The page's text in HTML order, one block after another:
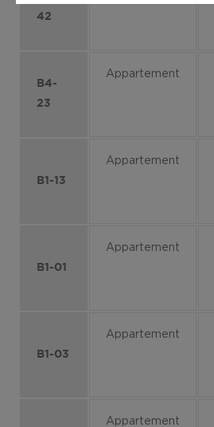
42
B4-
23
Appartement
B1-13
Appartement
B1-01
Appartement
B1-03
Appartement
Appartement